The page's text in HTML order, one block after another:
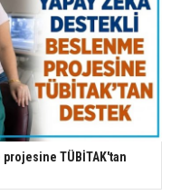
TÜBİTAK'tan